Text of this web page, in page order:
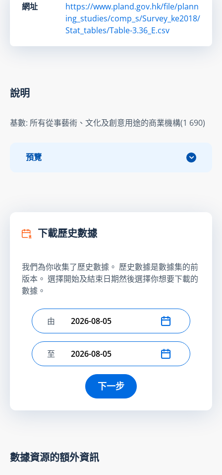
網址
https://www.pland.gov.hk/file/plann
ing_studies/comp_s/Survey_ke2018/
Stat_tables/Table-3.36_E.csv
說明
基數: 所有從事藝術、文化及創意用途的商業機構(1 690)
預覽
下載歷史數據
我們為你收集了歷史數據。 歷史數據是數據集的前
版本。 選擇開始及結束日期然後選擇你想要下載的
數據。
選擇開始日期
由
選擇結束日期
至
下一步
數據資源的額外資訊